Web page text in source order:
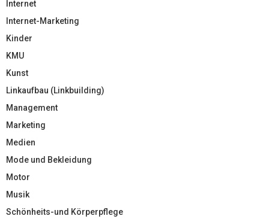
Internet
Internet-Marketing
Kinder
KMU
Kunst
Linkaufbau (Linkbuilding)
Management
Marketing
Medien
Mode und Bekleidung
Motor
Musik
Schönheits-und Körperpflege